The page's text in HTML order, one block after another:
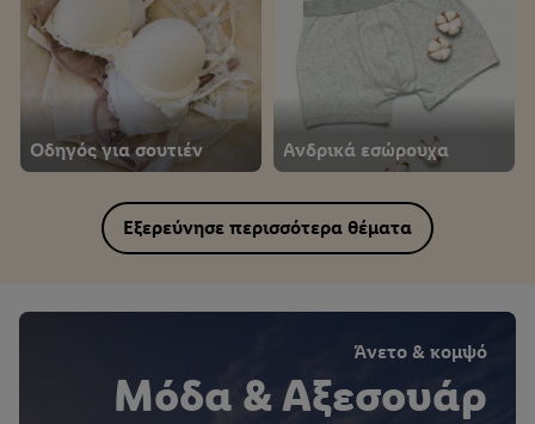
Οδηγός για σουτιέν Ανδρικά εσώρουχα
Εξερεύνησε περισσότερα θέματα
Άνετο & κομψό
Μόδα & Αξεσουάρ